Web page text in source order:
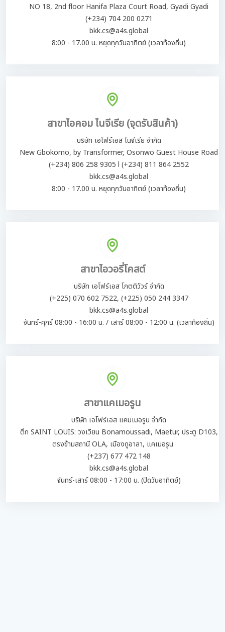
NO 18, 2nd floor Hanifa Plaza Court Road, Gyadi Gyadi
(+234) 704 200 0271
bkk.cs@a4s.global
8:00 - 17.00 น. หยุดทุกวันอาทิตย์ (เวลาท้องถิ่น)
สาขาไอคอม ไนจีเรีย (จุดรับสินค้า)
บริษัท เอโฟร์เอส ไนจีเรีย จำกัด
New Gbokomo, by Transformer, Osonwo Guest House Road
(+234) 806 258 9305 l (+234) 811 864 2552
bkk.cs@a4s.global
8:00 - 17.00 น. หยุดทุกวันอาทิตย์ (เวลาท้องถิ่น)
สาขาไอวอรี่โคสต์
บริษัท เอโฟร์เอส โกตติวัวร์ จำกัด
(+225) 070 602 7522, (+225) 050 244 3347
bkk.cs@a4s.global
จันทร์-ศุกร์ 08:00 - 16:00 น. / เสาร์ 08:00 - 12:00 น. (เวลาท้องถิ่น)
สาขาแคเมอรูน
บริษัท เอโฟร์เอส แคมเมอรูน จำกัด
ตึก SAINT LOUIS: วงเวียน Bonamoussadi, Maetur, ประตู D103,
ตรงข้ามสถานี OLA, เมืองดูอาลา, แคเมอรูน
(+237) 677 472 148
bkk.cs@a4s.global
จันทร์-เสาร์ 08:00 - 17:00 น. (ปิดวันอาทิตย์)